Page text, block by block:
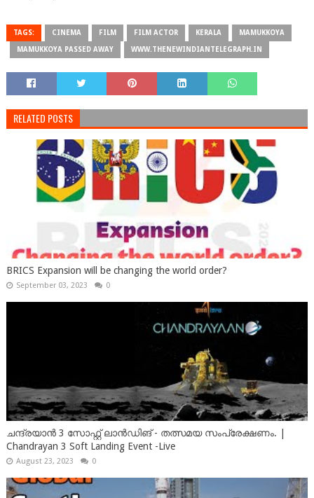
TAGS: CINEMA FILM FILM ACTOR KERALA MAMUKKOYA
MAMUKKOYA PASSED AWAY WWW.THENEWINDIANTELEGRAPH.IN
RELATED POSTS
BRICS Expansion will be changing the world order?
September 03, 2023 0
ചന്ദ്രയാൻ 3 സോഫ്റ്റ് ലാൻഡിങ് - തത്സമയ സംപ്രേക്ഷണം. |
Chandrayan 3 Soft Landing Event -Live
August 23, 2023 0